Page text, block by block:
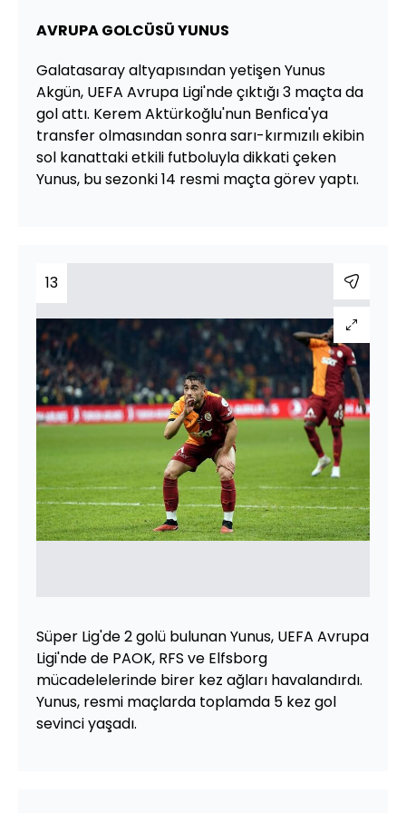
AVRUPA GOLCÜSÜ YUNUS
Galatasaray altyapısından yetişen Yunus
Akgün, UEFA Avrupa Ligi'nde çıktığı 3 maçta da
gol attı. Kerem Aktürkoğlu'nun Benfica'ya
transfer olmasından sonra sarı-kırmızılı ekibin
sol kanattaki etkili futboluyla dikkati çeken
Yunus, bu sezonki 14 resmi maçta görev yaptı.
13
Süper Lig'de 2 golü bulunan Yunus, UEFA Avrupa
Ligi'nde de PAOK, RFS ve Elfsborg
mücadelelerinde birer kez ağları havalandırdı.
Yunus, resmi maçlarda toplamda 5 kez gol
sevinci yaşadı.